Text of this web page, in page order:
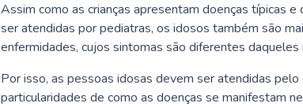
Assim como as crianças apresentam doenças típicas
ser atendidas por pediatras, os idosos também são
enfermidades, cujos sintomas são diferentes
Por isso, as pessoas idosas devem ser atendidas pelo
particularidades de como as doenças se manifestam